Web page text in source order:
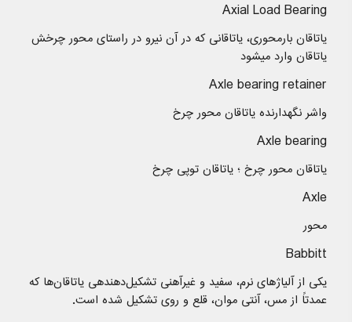
Axial Load Bearing
یاتاقان بارمحوری، یاتاقانی که در آن نیرو در راستای محور چرخش
یاتاقان وارد میشود
Axle bearing retainer
واشر نگهدارنده یاتاقان محور چرخ
Axle bearing
یاتاقان محور چرخ ؛ یاتاقان توپی چرخ
Axle
محور
Babbitt
یکی از آلیاژهای نرم، سفید و غیرآهنی تشکیل‌دهندهی یاتاقان‌ها که
عمدتاً از مس، آنتی موان، قلع و روی تشکیل شده است.